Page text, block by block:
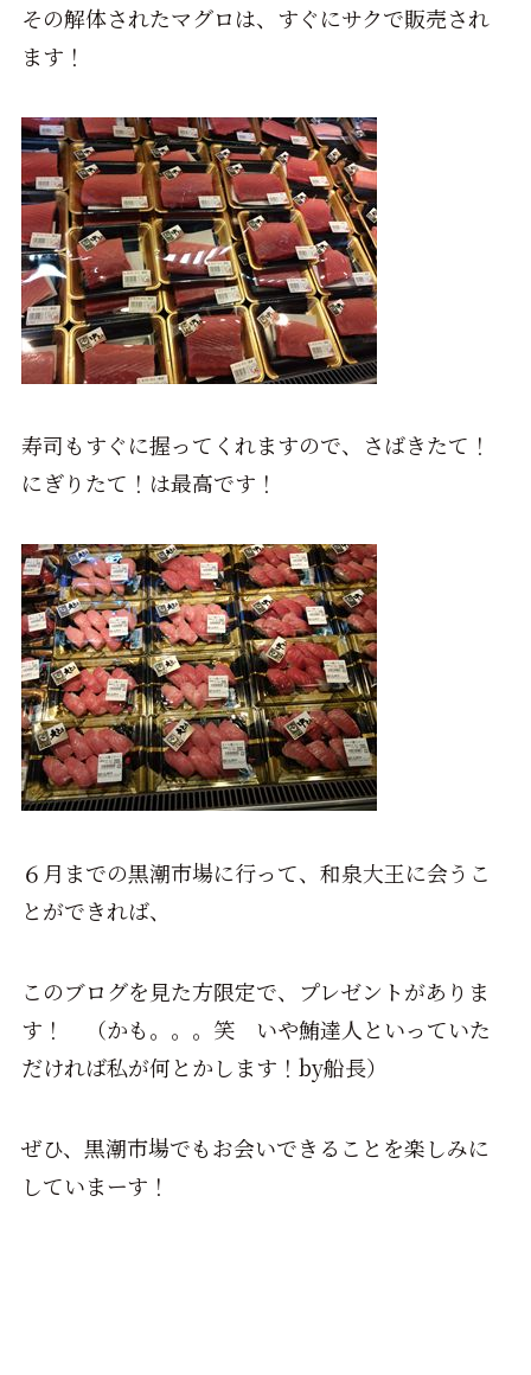
その解体されたマグロは、すぐにサクで販売され
ます！
寿司もすぐに握ってくれますので、さばきたて！
にぎりたて！は最高です！
６月までの黒潮市場に行って、和泉大王に会うこ
とができれば、
このブログを見た方限定で、プレゼントがありま
す！ （かも。。。笑 いや鮪達人といっていた
だければ私が何とかします！by船長）
ぜひ、黒潮市場でもお会いできることを楽しみに
していまーす！